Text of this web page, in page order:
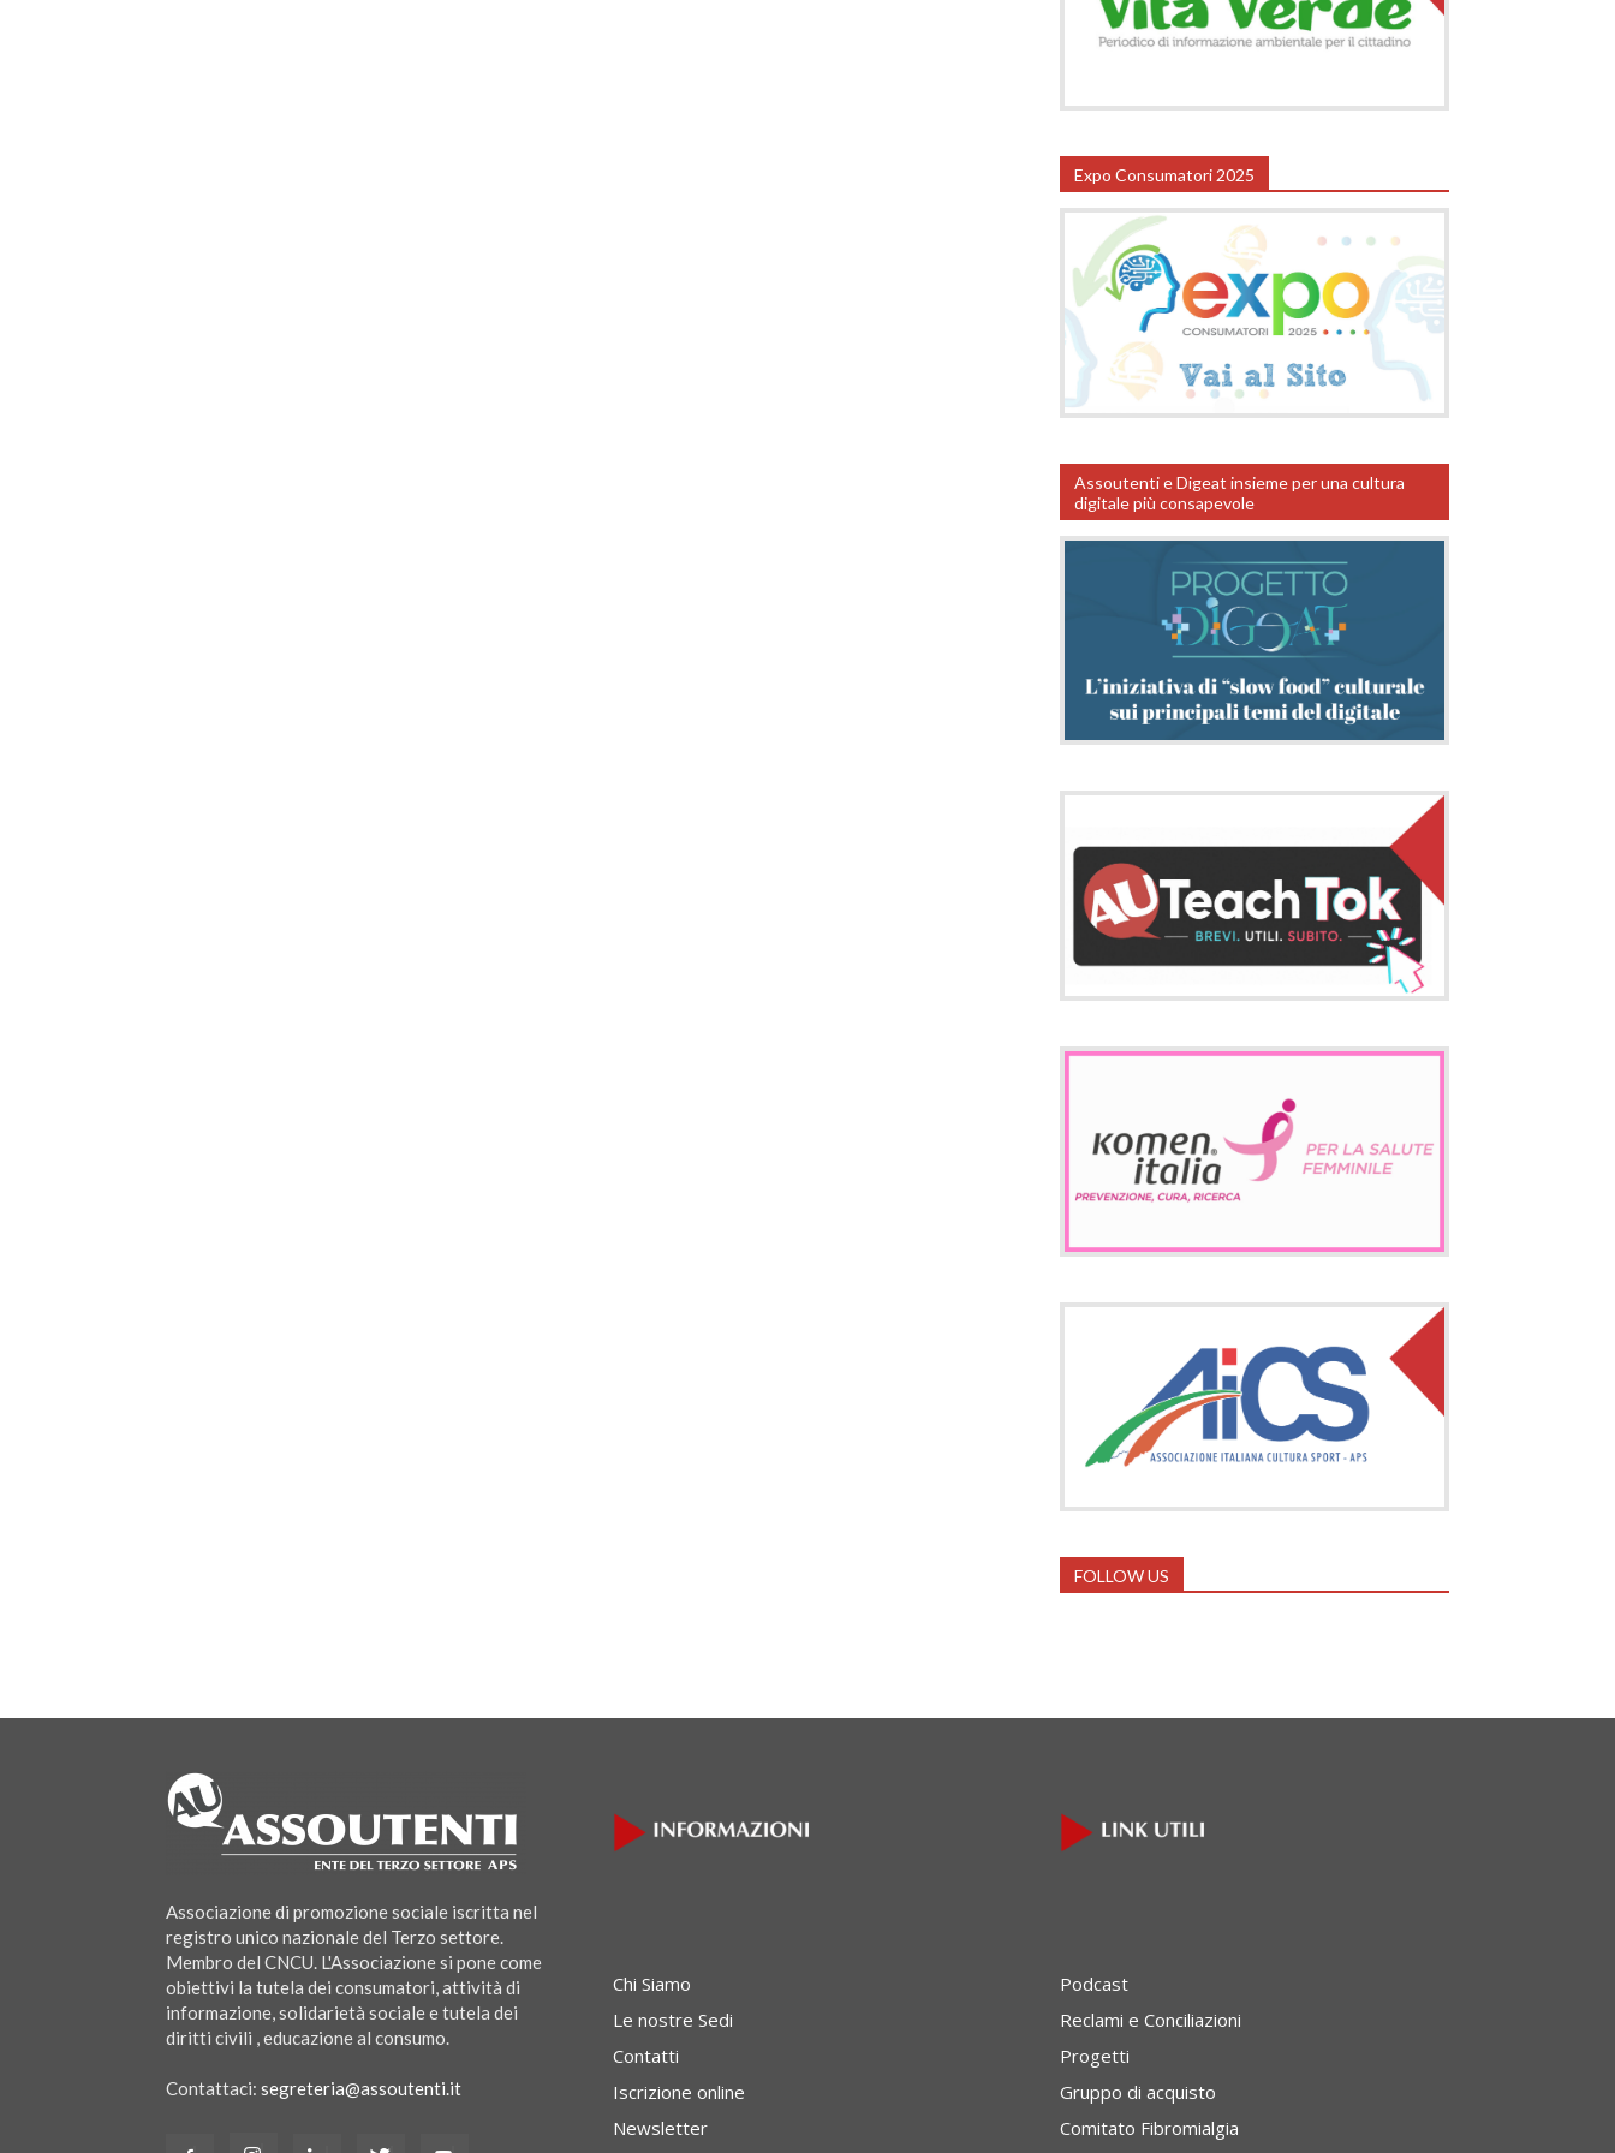
Expo Consumatori 2025
Assoutenti e Digeat insieme per una cultura
digitale più consapevole
FOLLOW US
Associazione di promozione sociale iscritta nel
registro unico nazionale del Terzo settore.
Membro del CNCU. L'Associazione si pone come
obiettivi la tutela dei consumatori, attività di
informazione, solidarietà sociale e tutela dei
diritti civili , educazione al consumo.
Contattaci: segreteria@assoutenti.it
Chi Siamo
Le nostre Sedi
Contatti
Iscrizione online
Newsletter
Podcast
Reclami e Conciliazioni
Progetti
Gruppo di acquisto
Comitato Fibromialgia